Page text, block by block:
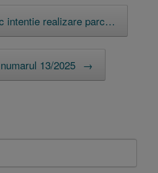
intentie realizare parc…
13/2025 →